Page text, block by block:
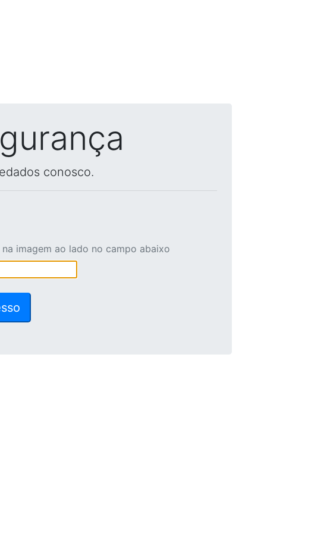
conosco.
imagem ao lado no campo abaixo